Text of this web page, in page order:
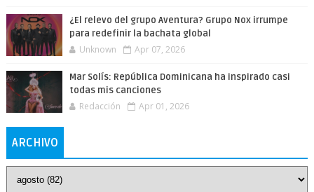
¿El relevo del grupo Aventura? Grupo Nox irrumpe
para redefinir la bachata global
Unknown Apr 07, 2026
Mar Solís: República Dominicana ha inspirado casi
todas mis canciones
Redacción Apr 01, 2026
ARCHIVO